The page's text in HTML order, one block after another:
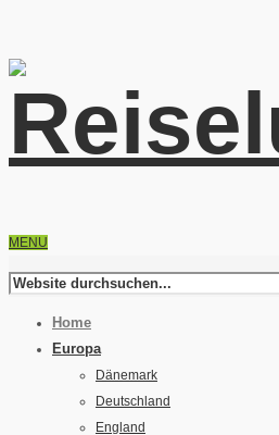
MENU
Home
Europa
Dänemark
Deutschland
England